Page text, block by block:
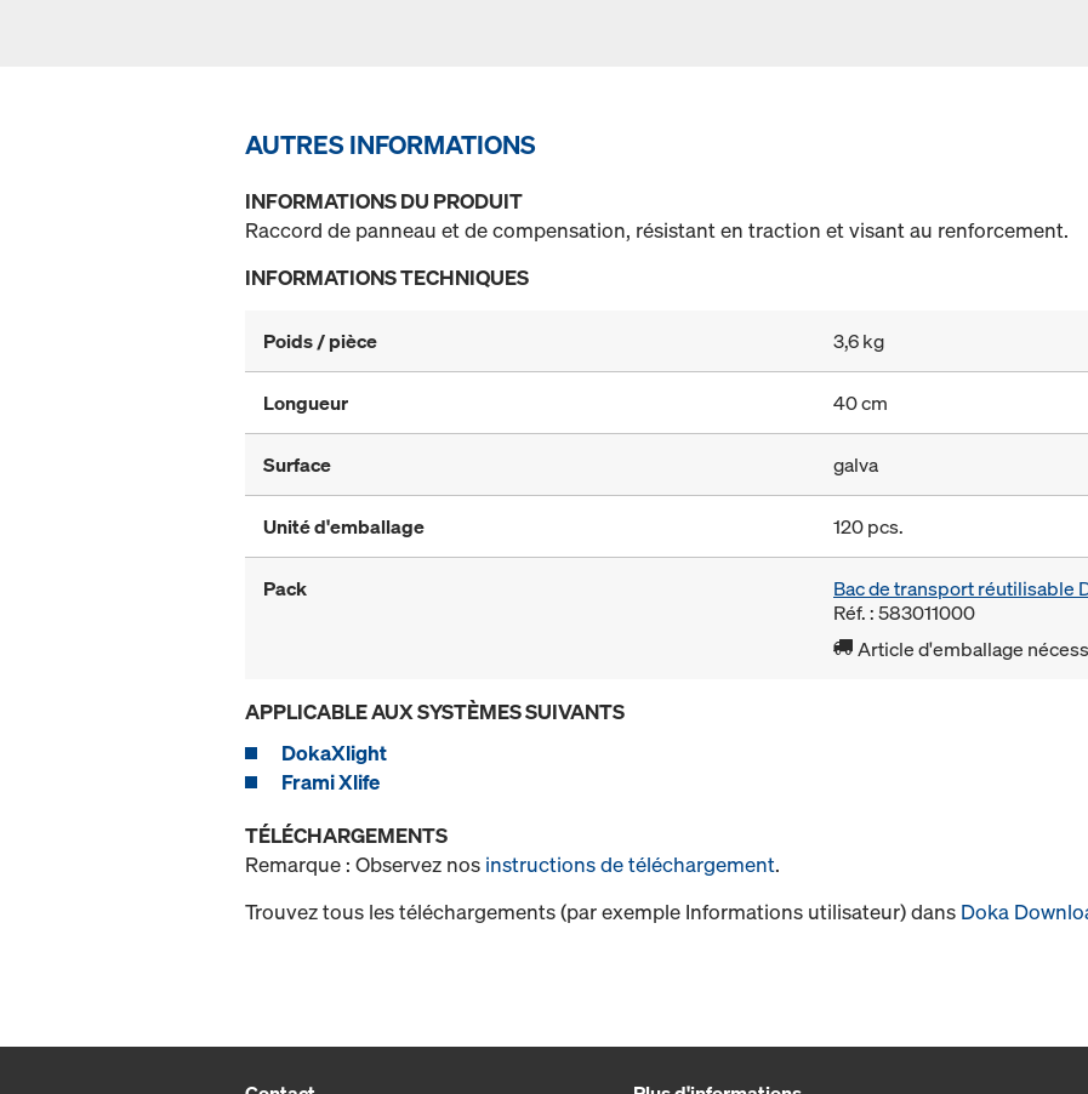
AUTRES INFORMATIONS
INFORMATIONS DU PRODUIT
Raccord de panneau et de compensation, résistant en traction et visant au renforcement.
INFORMATIONS TECHNIQUES
Poids / pièce 3,6 kg
Longueur 40 cm
Surface galva
Unité d'emballage 120 pcs.
Pack
Bac de transport réutilisable
Réf. : 583011000
Article d'emballage
APPLICABLE AUX SYSTÈMES SUIVANTS
DokaXlight
Frami Xlife
TÉLÉCHARGEMENTS
Remarque : Observez nos instructions de téléchargement.
Trouvez tous les téléchargements (par exemple Informations utilisateur) dans Doka